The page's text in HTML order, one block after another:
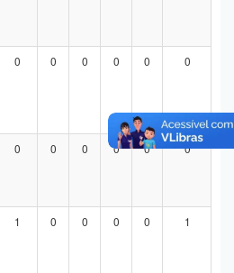
0 0 0 0 0 0
0 0 0 0 0 0
1 0 0 0 0 1